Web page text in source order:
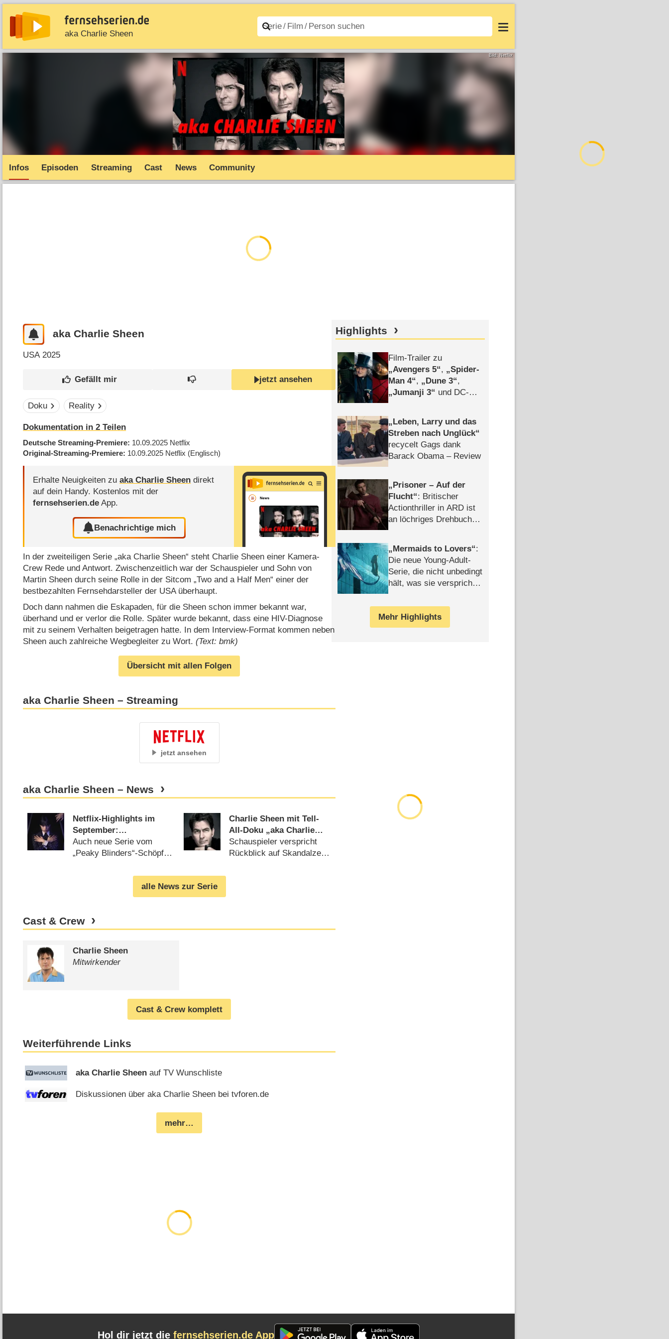
aka Charlie Sheen
News Entdecken Streaming Filme A–Z Login
Bild: Netflix
Infos Episoden Streaming Cast News Community
aka Charlie Sheen
USA 2025
jetzt ansehen
Doku Reality
Dokumentation in 2 Teilen
Deutsche Streaming-Premiere 10.09.2025 Netflix
Original-Streaming-Premiere 10.09.2025 Netflix (Englisch)
Erhalte Neuigkeiten zuaka Charlie Sheen direkt
auf dein Handy. Kostenlos mit der
fernsehserien.de App.
Benachrichtige mich
In der zweiteiligen Serie „aka Charlie Sheen“ steht Charlie Sheen einer Kamera-
Crew Rede und Antwort. Zwischenzeitlich war der Schauspieler und Sohn von
Martin Sheen durch seine Rolle in der Sitcom „Two and a Half Men“ einer der
bestbezahlten Fernsehdarsteller der USA überhaupt.
Doch dann nahmen die Eskapaden, für die Sheen schon immer bekannt war,
überhand und er verlor die Rolle. Später wurde bekannt, dass eine HIV-Diagnose
mit zu seinem Verhalten beigetragen hatte. In dem Interview-Format kommen neben
Sheen auch zahlreiche Wegbegleiter zu Wort.(Text: bmk)
Übersicht mit allen Folgen
aka Charlie Sheen – Streaming
jetzt ansehen
aka Charlie Sheen – News
Netflix-Highlights im
September:
„Wednesday“-
Fortsetzung, „Black
Auch neue Serie vom
„Peaky Blinders“-Schöpfer
Charlie Sheen mit Tell-
All-Doku „aka Charlie
Sheen“ demnächst in
Deutschland
Schauspieler verspricht
Rückblick auf Skandalzeit
alle News zur Serie
Cast & Crew
Charlie Sheen
Mitwirkender
Cast & Crew komplett
Weiterführende Links
aka Charlie Sheen auf TV Wunschliste
Diskussionen über aka Charlie Sheen bei tvforen.de
mehr…
Highlights
Film-Trailer zu
Avengers 5 ,
Spider-
Man 4 , Dune 3 ,
Jumanji 3
und DC-
Leben, Larry und das
Streben nach Unglück
recycelt Gags dank
Barack Obama – Review
Prisoner – Auf der
Flucht : Britischer
Actionthriller in ARD ist
an löchriges Drehbuch
Mermaids to Lovers :
Die neue Young-Adult-
Serie, die nicht unbedingt
hält, was sie verspricht –
Mehr Highlights
Hol dir jetzt die fernsehserien.de App